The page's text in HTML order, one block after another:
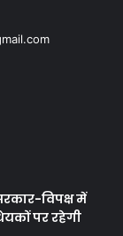
विपक्ष में
पर रहेगी